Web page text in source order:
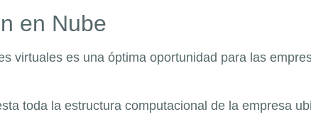
en Nube
virtuales es una óptima oportunidad para las
toda la estructura computacional de la empresa